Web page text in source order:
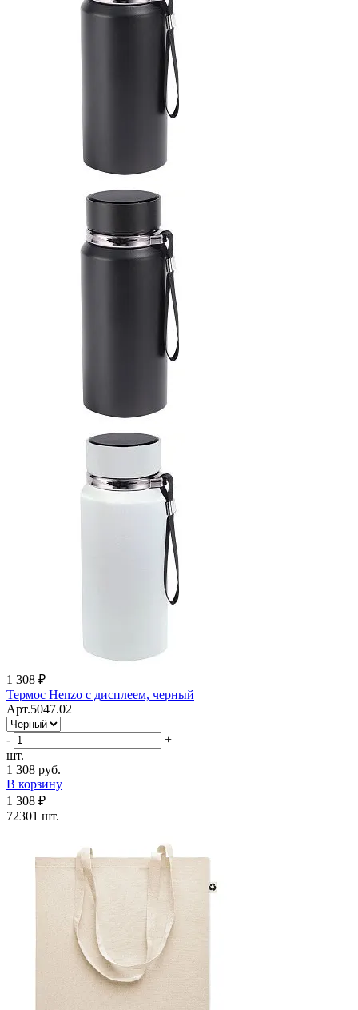
1 308 ₽
Термос Henzo с дисплеем, черный
Арт.5047.02
-
+
шт.
1 308 руб.
В корзину
1 308 ₽
72301 шт.